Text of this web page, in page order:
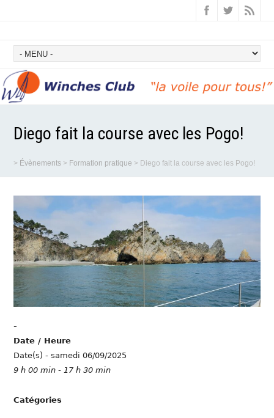
Diego fait la course avec les Pogo!
> Évènements > Formation pratique > Diego fait la course avec les Pogo!
-
Date / Heure
Date(s) - samedi 06/09/2025
9 h 00 min - 17 h 30 min
Catégories